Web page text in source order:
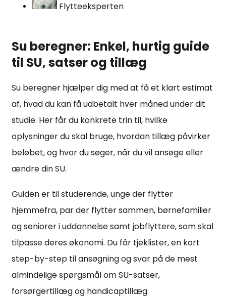
Flytteeksperten
Su beregner: Enkel, hurtig guide
til SU, satser og tillæg
Su beregner hjælper dig med at få et klart estimat
af, hvad du kan få udbetalt hver måned under dit
studie. Her får du konkrete trin til, hvilke
oplysninger du skal bruge, hvordan tillæg påvirker
beløbet, og hvor du søger, når du vil ansøge eller
ændre din SU.
Guiden er til studerende, unge der flytter
hjemmefra, par der flytter sammen, børnefamilier
og seniorer i uddannelse samt jobflyttere, som skal
tilpasse deres økonomi. Du får tjeklister, en kort
step-by-step til ansøgning og svar på de mest
almindelige spørgsmål om SU-satser,
forsørgertillæg og handicaptillæg.